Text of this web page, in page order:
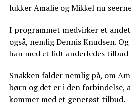
lukker Amalie og Mikkel nu
I programmet medvirker et
også, nemlig Dennis Knudsen.
han med et lidt anderledes tilbud
Snakken falder nemlig på, om
børn og det er i den forbindelse,
kommer med et generøst tilbud.